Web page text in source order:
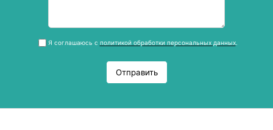
Я соглашаюсь с политикой обработки персональных данных.
Отправить